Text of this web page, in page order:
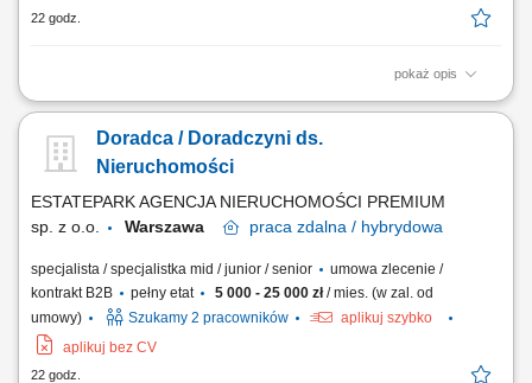
22 godz.
pokaż opis
Opis stanowiska: Aktywne pozyskiwanie klientów biznesowych
relacji z przedsiębiorcami i rozwijanie współpracy z partnerami
handlowymi. Prowadzenie procesu sprzedaży od analizy potrzeb
Doradca / Doradczyni ds.
Nieruchomości
ESTATEPARK AGENCJA NIERUCHOMOŚCI PREMIUM
sp. z o.o.
Warszawa praca zdalna / hybrydowa
specjalista / specjalistka mid / junior / senior
umowa zlecenie /
kontrakt B2B
pełny etat 5 000 - 25 000 zł/ mies. (w zal. od
umowy)
Szukamy 2 pracowników
aplikuj szybko
aplikuj bez CV
22 godz.